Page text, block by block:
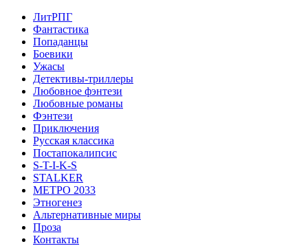
ЛитРПГ
Фантастика
Попаданцы
Боевики
Ужасы
Детективы-триллеры
Любовное фэнтези
Любовные романы
Фэнтези
Приключения
Русская классика
Постапокалипсис
S-T-I-K-S
STALKER
МЕТРО 2033
Этногенез
Альтернативные миры
Проза
Контакты